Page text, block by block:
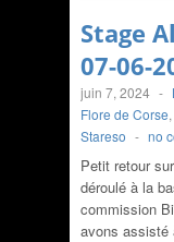
Stage
07-06-
juin 7, 2024 -
Flore de Corse,
Stareso - no
Petit retour
déroulé à la
commission
avons